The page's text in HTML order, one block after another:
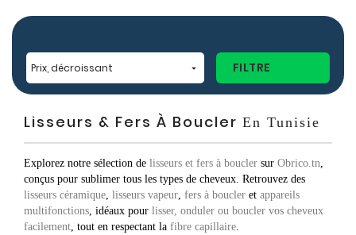
Prix, décroissant  FILTRE
Lisseurs & Fers À Boucler En Tunisie
Explorez notre sélection de lisseurs et fers à boucler sur Obrico.tn
conçus pour sublimer tous les types de cheveux. Retrouvez des
lisseurs céramique lisseurs vapeur fers à boucler et appareils
multifonctions , idéaux pour lisser, onduler ou boucler vos cheveux
facilement , tout en respectant la fibre capillaire